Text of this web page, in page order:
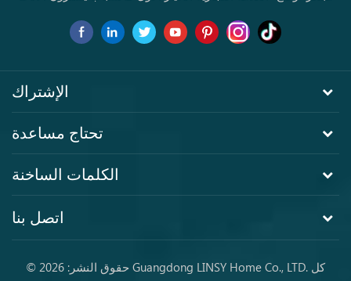
الإشتراك
تحتاج مساعدة
الكلمات الساخنة
اتصل بنا
© حقوق النشر: 2026 Guangdong LINSY Home Co., LTD. كل